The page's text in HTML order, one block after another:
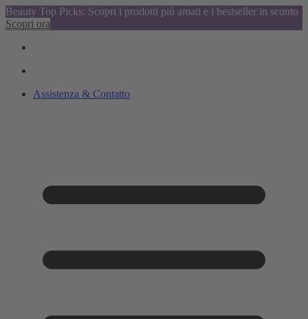
Beauty Top Picks: Scopri i prodotti più amati e i bestseller in sconto
Scopri ora
Assistenza & Contatto